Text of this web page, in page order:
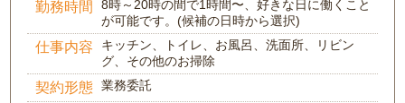
勤務時間
8時～20時の間で1時間〜、好きな日に働くこと
が可能です。(候補の日時から選択)
仕事内容
キッチン、トイレ、お風呂、洗面所、リビン
グ、その他のお掃除
契約形態 業務委託